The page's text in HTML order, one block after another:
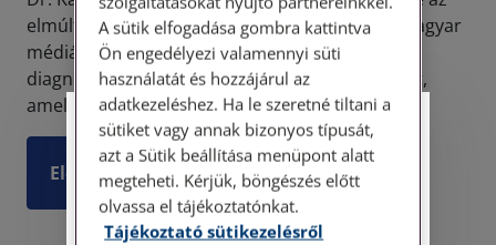
elmúlt hetekben szinte futótűzként terjedt a magyar
médiában. A jogásznál tavaly augusztusban
diagnosztizáltak ALS-t, motoneuron-betegséget,
amelyb...
Elolvasom
Személyes ügyfélfogadás
Tisztelt Ügyfeleink!
Személyes ügyfélszolgálatunk telefonon
A sütik elfogadása gombra kattintva
Ön engedélyezi valamennyi süti
használatát és hozzájárul az
adatkezeléshez. Ha le szeretné tiltani a
sütiket vagy annak bizonyos típusát,
azt a Sütik beállítása menüpont alatt
megteheti. Kérjük, böngészés előtt
olvassa el tájékoztatónkat.
Tájékoztató sütikezelésről